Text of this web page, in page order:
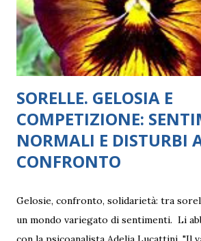
SORELLE. GELOSIA E
COMPETIZIONE:
NORMALI E DISTURBI
CONFRONTO
Gelosie, confronto, solidarietà: tra
un mondo variegato di sentimenti. Li